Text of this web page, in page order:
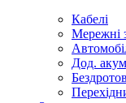
Кабелі
Мережні
Дод.